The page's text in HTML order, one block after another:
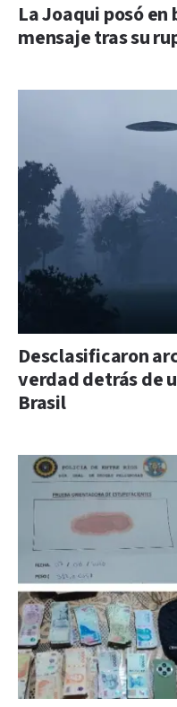
La Joaqui posó
mensaje tras su
Desclasificaron
verdad detrás de
Brasil